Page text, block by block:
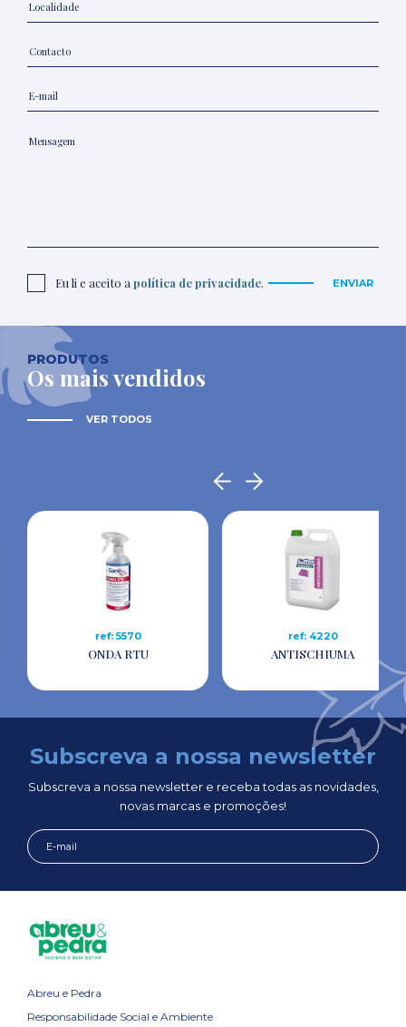
Eu li e aceito a política de privacidade. ENVIAR
PRODUTOS
Os mais vendidos
VER TODOS
ref: 5570
ONDA RTU
ref: 4220
ANTISCHIUMA
Subscreva a nossa newsletter
Subscreva a nossa newsletter e receba todas as novidades,
novas marcas e promoções!
Abreu e Pedra
Responsabilidade Social e Ambiente